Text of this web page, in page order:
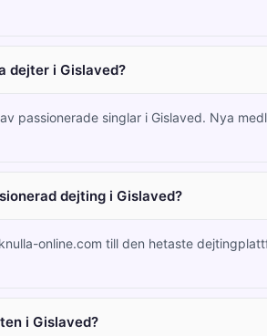
dejter i Gislaved?
passionerade singlar i Gislaved. Nya
dejting i Gislaved?
online.com till den hetaste
i Gislaved?